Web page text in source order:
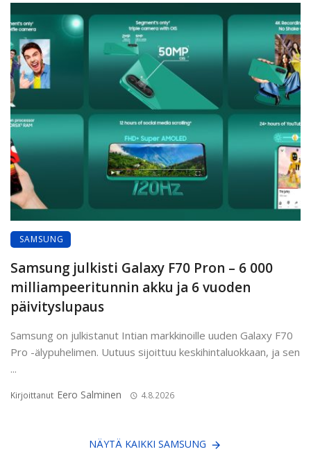
SAMSUNG
Samsung julkisti Galaxy F70 Pron – 6 000
milliampeeritunnin akku ja 6 vuoden
päivityslupaus
Samsung on julkistanut Intian markkinoille uuden Galaxy F70
Pro -älypuhelimen. Uutuus sijoittuu keskihintaluokkaan, ja sen
...
Kirjoittanut Eero Salminen 4.8.2026
NÄYTÄ KAIKKI SAMSUNG